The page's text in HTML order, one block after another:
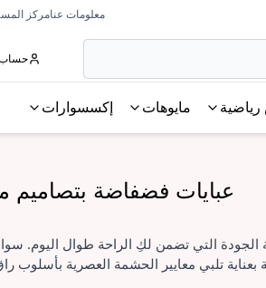
معلومات عنامركز
مايوهات إكسسوارات
عبايات فضفاضة بتصاميم
التي تضمن لكِ الراحة طوال اليوم.
تلبي معايير الحشمة العصرية بأسلوب